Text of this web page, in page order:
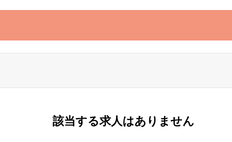
該当する求人はありません